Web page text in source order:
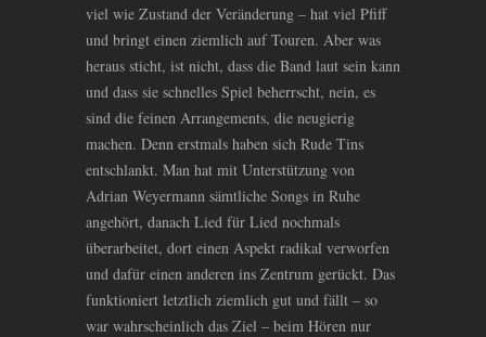
viel wie Zustand der Veränderung – hat viel Pfiff
und bringt einen ziemlich auf Touren. Aber was
heraus sticht, ist nicht, dass die Band laut sein kann
und dass sie schnelles Spiel beherrscht, nein, es
sind die feinen Arrangements, die neugierig
machen. Denn erstmals haben sich Rude Tins
entschlankt. Man hat mit Unterstützung von
Adrian Weyermann sämtliche Songs in Ruhe
angehört, danach Lied für Lied nochmals
überarbeitet, dort einen Aspekt radikal verworfen
und dafür einen anderen ins Zentrum gerückt. Das
funktioniert letztlich ziemlich gut und fällt – so
war wahrscheinlich das Ziel – beim Hören nur